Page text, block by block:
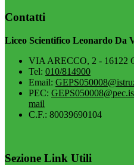
Contatti
Liceo Scientifico Leonardo Da
VIA ARECCO, 2 - 16122
Tel: 010/814900
Email:
PEC:
mail
C.F.: 80039690104
Sezione Link Utili